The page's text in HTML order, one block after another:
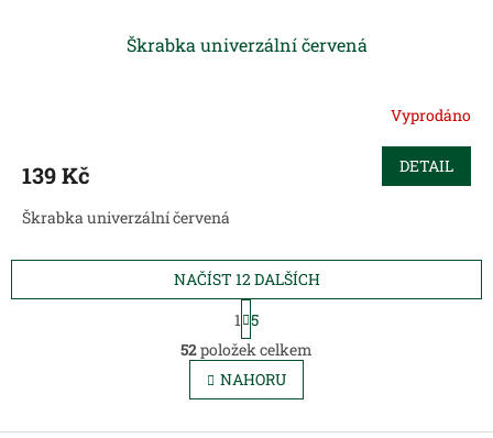
Škrabka univerzální červená
Vyprodáno
139 Kč DETAIL
Škrabka univerzální červená
O
v
l
á
NAČÍST 12 DALŠÍCH
S
t
r
á
n
k
1 5
52položek celkem
NAHORU